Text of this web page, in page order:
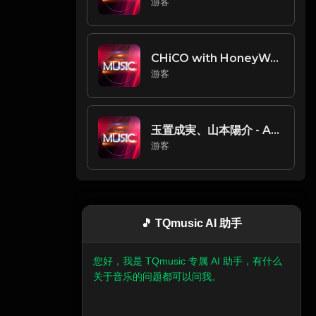
CHiCO with HoneyWorks - 世界は恋に落ちている
游客
玉置成実、山本陽介 - ALL-WAYS
游客